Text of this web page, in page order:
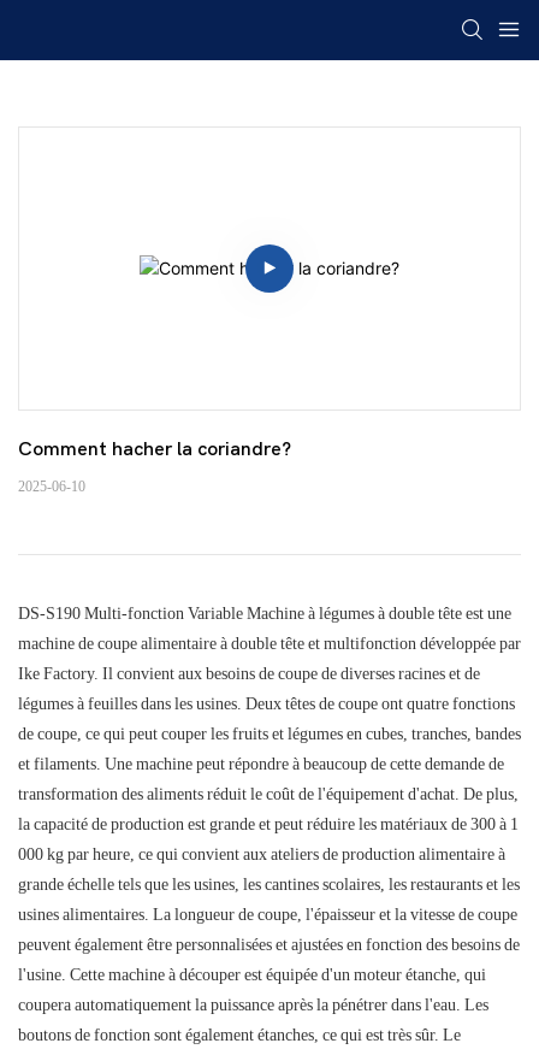
Comment hacher la coriandre?
2025-06-10
DS-S190 Multi-fonction Variable Machine à légumes à double tête est une
machine de coupe alimentaire à double tête et multifonction développée par
Ike Factory. Il convient aux besoins de coupe de diverses racines et de
légumes à feuilles dans les usines. Deux têtes de coupe ont quatre fonctions
de coupe, ce qui peut couper les fruits et légumes en cubes, tranches, bandes
et filaments. Une machine peut répondre à beaucoup de cette demande de
transformation des aliments réduit le coût de l'équipement d'achat. De plus,
la capacité de production est grande et peut réduire les matériaux de 300 à 1
000 kg par heure, ce qui convient aux ateliers de production alimentaire à
grande échelle tels que les usines, les cantines scolaires, les restaurants et les
usines alimentaires. La longueur de coupe, l'épaisseur et la vitesse de coupe
peuvent également être personnalisées et ajustées en fonction des besoins de
l'usine. Cette machine à découper est équipée d'un moteur étanche, qui
coupera automatiquement la puissance après la pénétrer dans l'eau. Les
boutons de fonction sont également étanches, ce qui est très sûr. Le